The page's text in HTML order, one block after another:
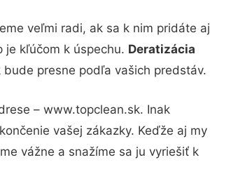
veľmi radi, ak sa k nim pridáte aj
je kľúčom k úspechu. Deratizácia
presne podľa vašich predstáv.
– www.topclean.sk. Inak
vašej zákazky. Keďže aj my
vážne a snažíme sa ju vyriešiť k